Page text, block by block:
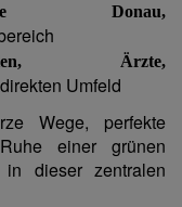
Donau,
Ärzte,
Umfeld
Wege, perfekte
einer grünen
dieser zentralen